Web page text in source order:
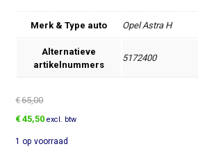
Merk & Type auto Opel Astra H
Alternatieve
artikelnummers
5172400
€65,00
Oorspronkelijke
was:
€45,50Huidige
is:
excl. btw
1 op voorraad